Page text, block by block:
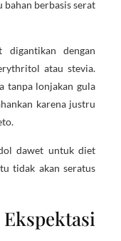
bahan berbasis serat
dengan
atau stevia.
tanpa lonjakan gula
karena justru
dawet untuk diet
tidak akan seratus
Ekspektasi